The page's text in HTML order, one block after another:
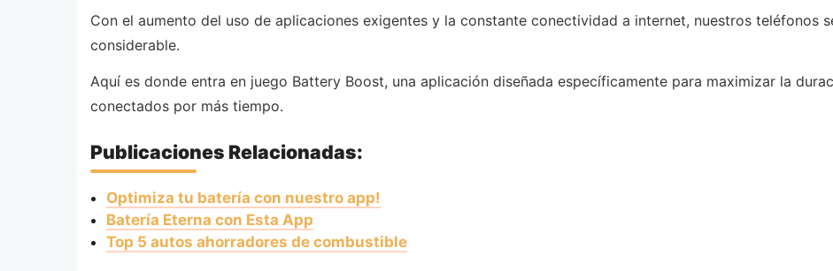
Con el aumento del uso de aplicaciones exigentes y la constante conectividad a internet, nuestros teléfonos
considerable.
Aquí es donde entra en juego Battery Boost, una aplicación diseñada específicamente para maximizar la
conectados por más tiempo.
Publicaciones Relacionadas:
Optimiza tu batería con nuestro app!
Batería Eterna con Esta App
Top 5 autos ahorradores de combustible